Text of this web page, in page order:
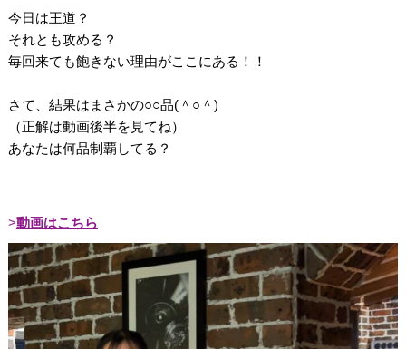
今日は王道？
それとも攻める？
毎回来ても飽きない理由がここにある！！
さて、結果はまさかの○○品(＾○＾)
（正解は動画後半を見てね）
あなたは何品制覇してる？
動画はこちら